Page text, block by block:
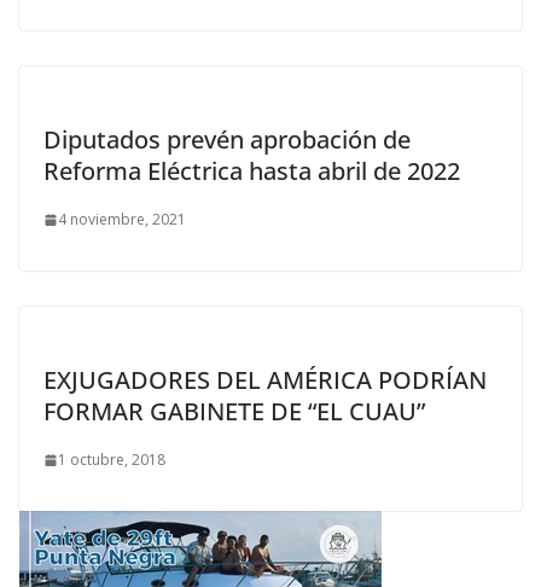
Diputados prevén aprobación de
Reforma Eléctrica hasta abril de 2022
4 noviembre, 2021
EXJUGADORES DEL AMÉRICA PODRÍAN
FORMAR GABINETE DE “EL CUAU”
1 octubre, 2018